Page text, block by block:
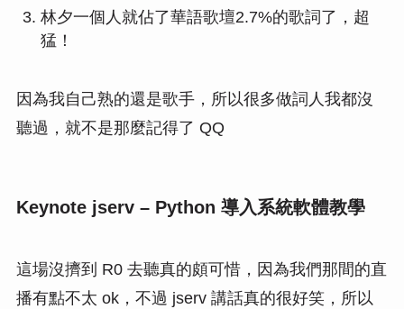
林夕一個人就佔了華語歌壇2.7%的歌詞了，超
猛！
因為我自己熟的還是歌手，所以很多做詞人我都沒
聽過，就不是那麼記得了 QQ
Keynote jserv – Python 導入系統軟體教學
這場沒擠到 R0 去聽真的頗可惜，因為我們那間的直
播有點不太 ok，不過 jserv 講話真的很好笑，所以